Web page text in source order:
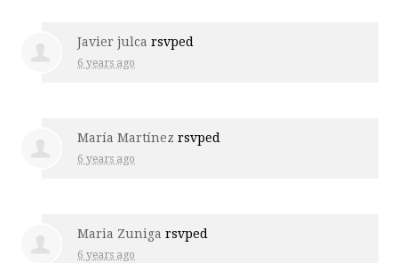
Javier julca rsvped
6 years ago
María Martínez rsvped
6 years ago
Maria Zuniga rsvped
6 years ago